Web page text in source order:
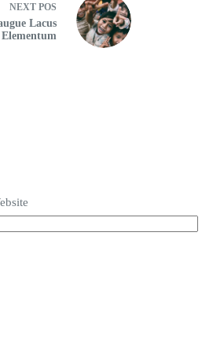
NEXT POS
Lacus
Elementum